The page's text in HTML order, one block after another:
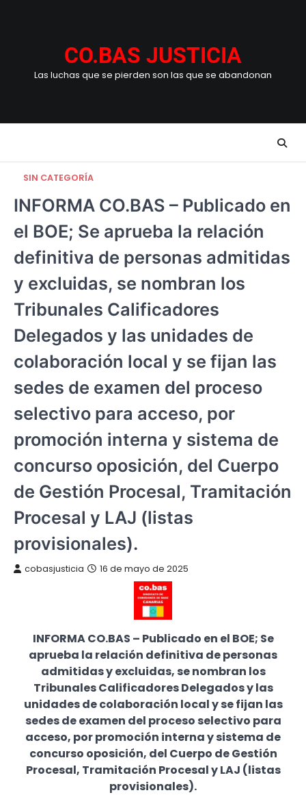
CO.BAS JUSTICIA
Las luchas que se pierden son las que se abandonan
SIN CATEGORÍA
INFORMA CO.BAS – Publicado en
el BOE; Se aprueba la relación
definitiva de personas admitidas
y excluidas, se nombran los
Tribunales Calificadores
Delegados y las unidades de
colaboración local y se fijan las
sedes de examen del proceso
selectivo para acceso, por
promoción interna y sistema de
concurso oposición, del Cuerpo
de Gestión Procesal, Tramitación
Procesal y LAJ (listas
provisionales).
cobasjusticia 16 de mayo de 2025
INFORMA CO.BAS – Publicado en el BOE; Se
aprueba la relación definitiva de personas
admitidas y excluidas, se nombran los
Tribunales Calificadores Delegados y las
unidades de colaboración local y se fijan las
sedes de examen del proceso selectivo para
acceso, por promoción interna y sistema de
concurso oposición, del Cuerpo de Gestión
Procesal, Tramitación Procesal y LAJ (listas
provisionales).